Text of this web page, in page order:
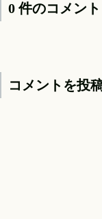
0 件のコメン
コメントを投